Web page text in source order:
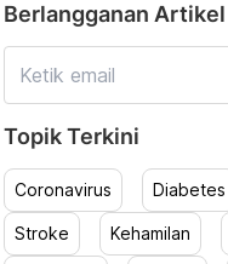
Berlangganan
Topik Terkini
Coronavirus Diabetes
Stroke Kehamilan